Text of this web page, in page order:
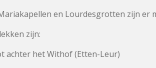
en Lourdesgrotten zijn er
zijn:
achter het Withof (Etten-Leur)